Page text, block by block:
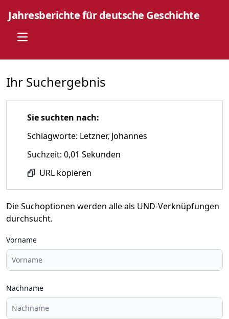
Jahresberichte für deutsche Geschichte
Open main menu
Ihr Suchergebnis
Sie suchten nach:
Schlagworte: Letzner, Johannes
Suchzeit: 0,01 Sekunden
URL kopieren
Die Suchoptionen werden alle als UND-Verknüpfungen
durchsucht.
Vorname
Nachname